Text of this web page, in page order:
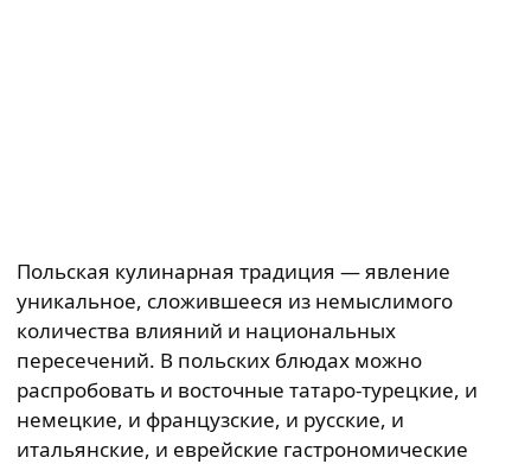
Польская кулинарная традиция — явление
уникальное, сложившееся из немыслимого
количества влияний и национальных
пересечений. В польских блюдах можно
распробовать и восточные татаро-турецкие, и
немецкие, и французские, и русские, и
итальянские, и еврейские гастрономические